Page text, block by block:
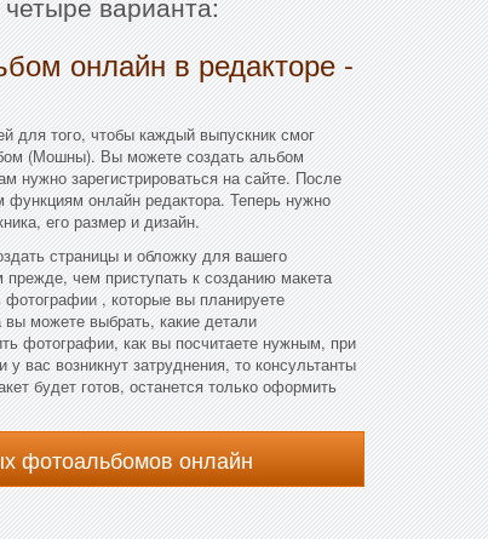
онлайн в редакторе -
для того, чтобы каждый выпускник смог
(Мошны). Вы можете создать альбом
нужно зарегистрироваться на сайте. После
функциям онлайн редактора. Теперь нужно
его размер и дизайн.
страницы и обложку для вашего
чем приступать к созданию макета
фотографии , которые вы планируете
можете выбрать, какие детали
фотографии, как вы посчитаете нужным, при
вас возникнут затруднения, то консультанты
будет готов, останется только оформить
фотоальбомов онлайн